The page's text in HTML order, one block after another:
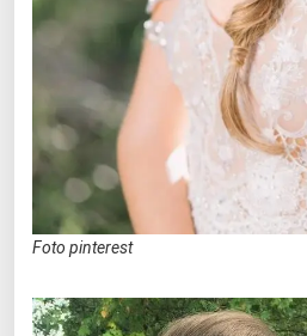
Foto pinterest